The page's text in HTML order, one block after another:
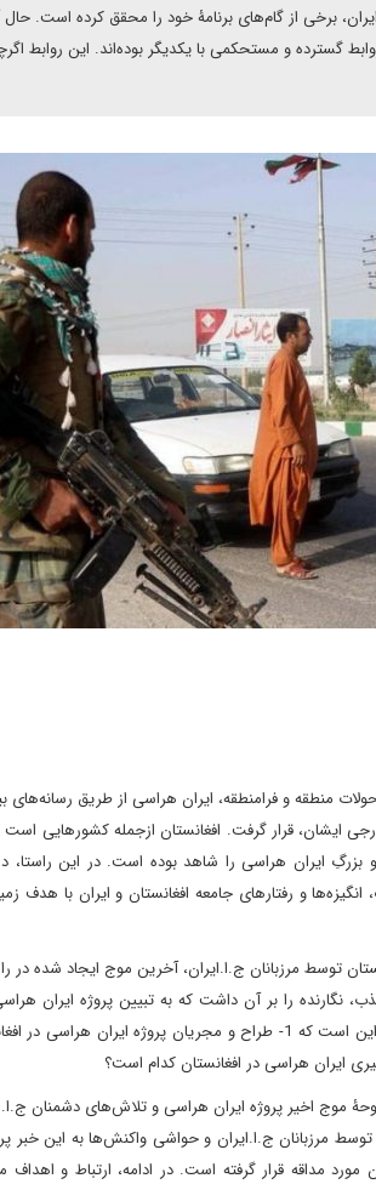
برخی از گام‌های برنامۀ خود را محقق کرده است. حال
ﮔﺴﺘﺮده و ﻣﺴﺘﺤﮑﻤﯽ ﺑﺎ ﯾﮑﺪﯾﮕﺮ بوده‌اﻧﺪ. اﯾﻦ رواﺑﻂ
منطقه و فرامنطقه، ایران هراسی از طریق رسانه‌های
ایشان، قرار گرفت. افغانستان ازجمله کشورهایی
ایران هراسی را شاهد بوده است. در این راستا،
و رفتارهای جامعه افغانستان و ایران با هدف
در مرز ایران و پاکستان توسط مرزبانان ج.ا.ایران، آخرین موج
نگارنده را بر آن داشت که به تبیین پروژه ایران
بپردازد و به سؤال‌هایی در این زمینه پاسخ دهد. ازجمله این سؤال‌ها این است که 1-
موج اخیر پروژه ایران هراسی و تلاش‌های دشمنان
توسط مرزبانان ج.ا.ایران و حواشی واکنش‌ها به این
مداقه قرار گرفته است. در ادامه، ارتباط و